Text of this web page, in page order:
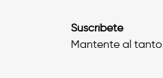
Suscríbete
Mantente al